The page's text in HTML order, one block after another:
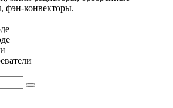
фэн-конвекторы.